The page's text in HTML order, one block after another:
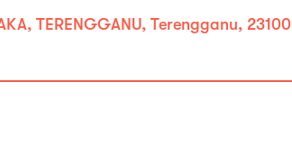
TERENGGANU, Terengganu, 23100